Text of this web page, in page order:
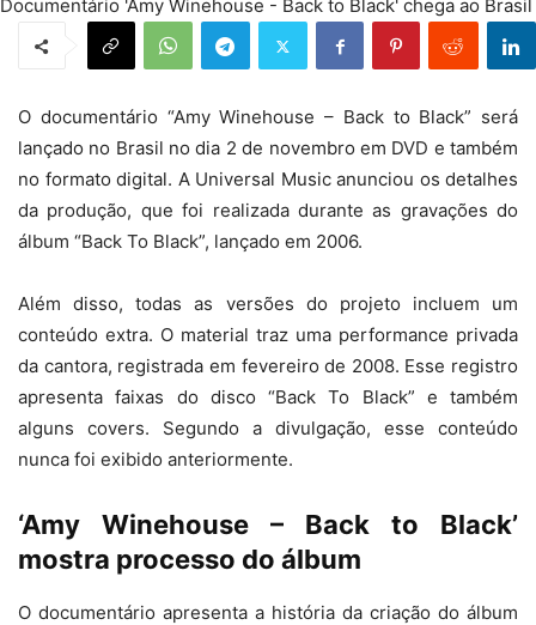
Documentário 'Amy Winehouse - Back to Black' chega ao Brasil
O documentário “Amy Winehouse – Back to Black” será
lançado no Brasil no dia 2 de novembro em DVD e também
no formato digital. A Universal Music anunciou os detalhes
da produção, que foi realizada durante as gravações do
álbum “Back To Black”, lançado em 2006.
Além disso, todas as versões do projeto incluem um
conteúdo extra. O material traz uma performance privada
da cantora, registrada em fevereiro de 2008. Esse registro
apresenta faixas do disco “Back To Black” e também
alguns covers. Segundo a divulgação, esse conteúdo
nunca foi exibido anteriormente.
‘Amy Winehouse – Back to Black’
mostra processo do álbum
O documentário apresenta a história da criação do álbum